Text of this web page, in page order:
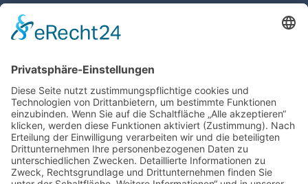
Schloss Bürgeln, 79418 Schliengen | Telefon: 07626/237 | E-
Mail: direktion@schlossbuergeln.de
Wir benötigen Ihre Zustimmung, um
den Google Maps-Service zu laden!
Wir verwenden einen Service eines
Drittanbieters, um Karteninhalte einzubetten.
Dieser Service kann Daten zu Ihren Aktivitäten
sammeln. Bitte lesen Sie die Details durch und